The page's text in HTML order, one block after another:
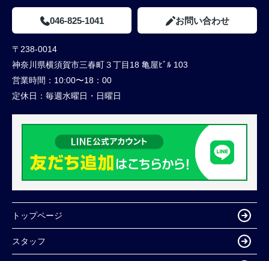
046-825-1041 お問い合わせ
〒238-0014
神奈川県横須賀市三春町３丁目18 亀屋ﾋﾞﾙ 103
営業時間： 10:00〜18：00
定休日： 毎週水曜日・日曜日
トップページ
スタッフ